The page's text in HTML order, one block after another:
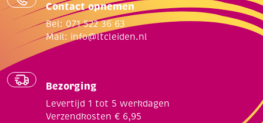
Contact opnemen
Bel: 071 522 36 63
Mail: info@ltcleiden.nl
Bezorging
Levertijd 1 tot 5 werkdagen
Verzendkosten € 6,95